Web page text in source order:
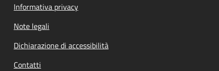
Informativa privacy
Note legali
Dichiarazione di accessibilità
Contatti